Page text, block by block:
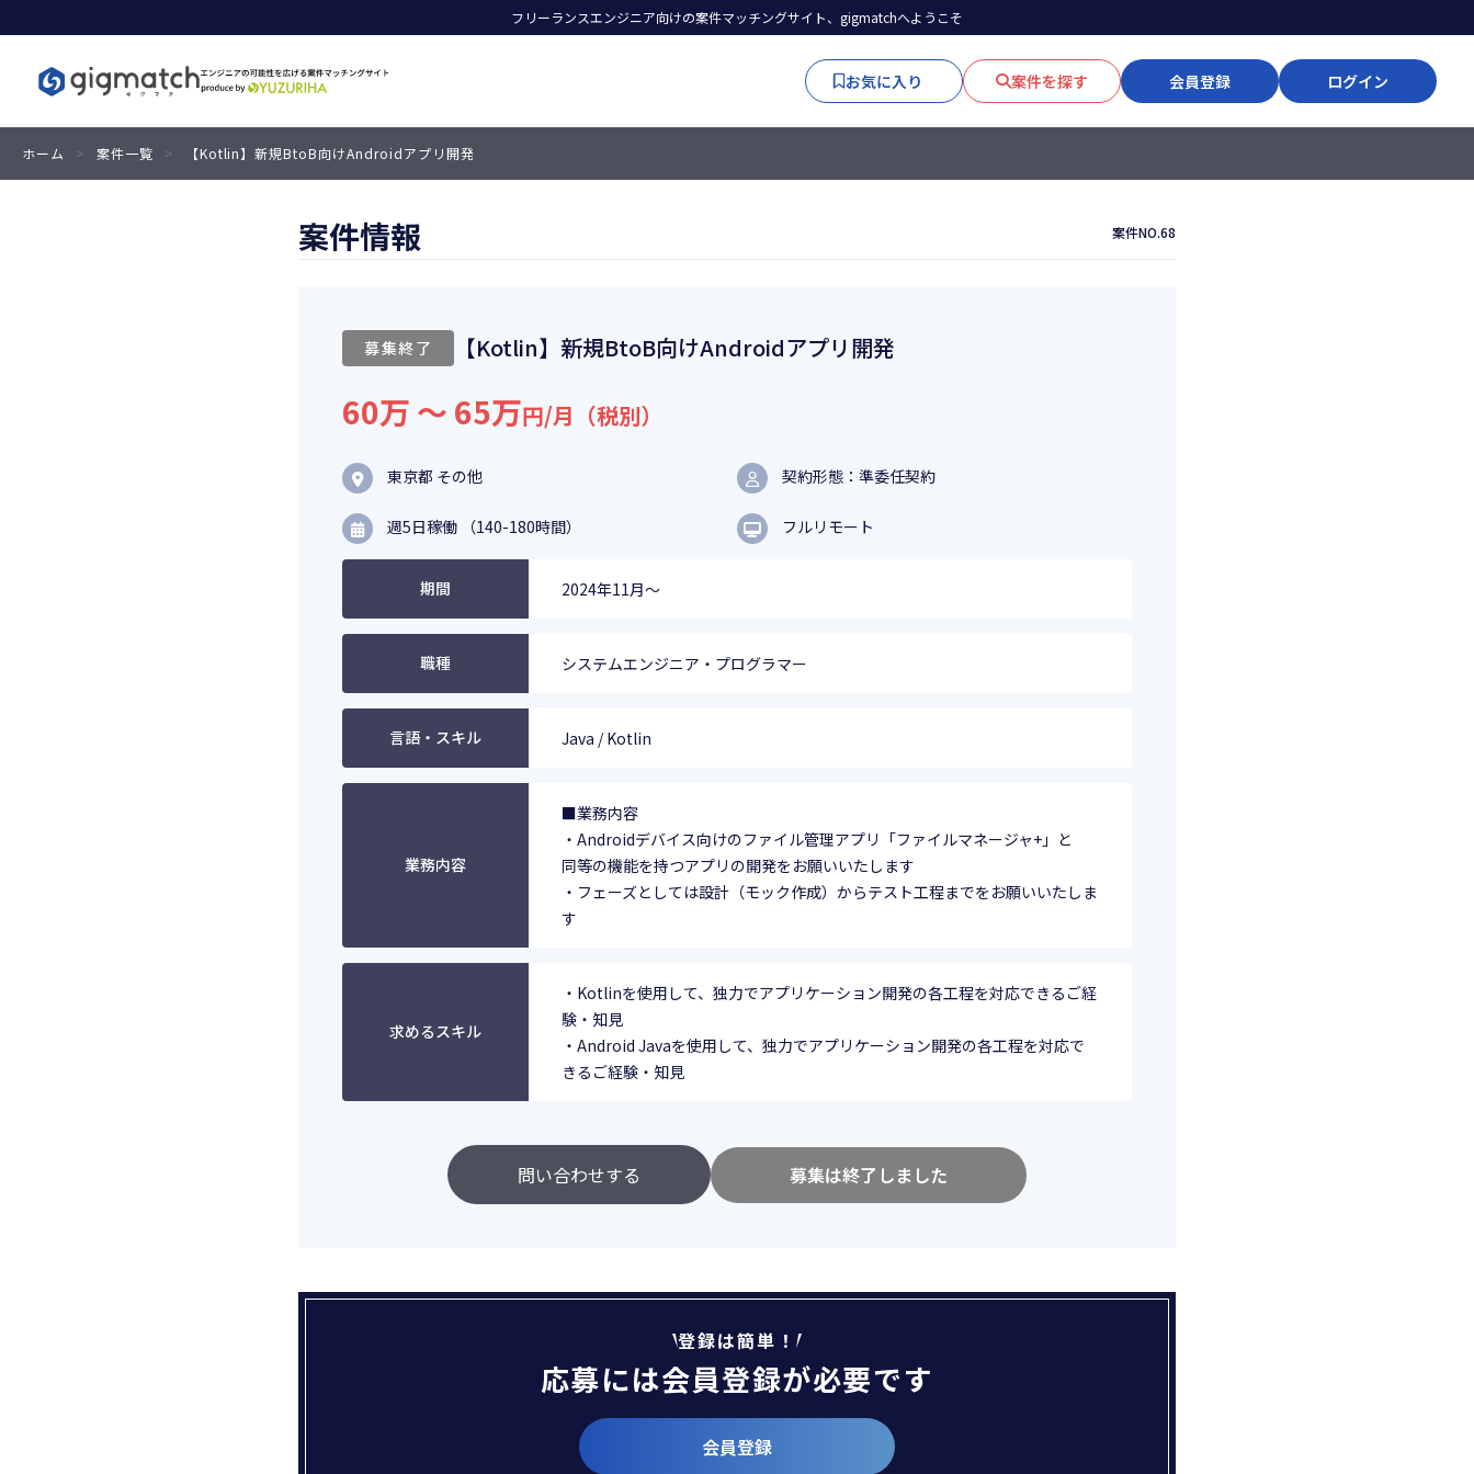
フリーランスエンジニア向けの案件マッチングサイト、gigmatchへようこそ
お気に入り 案件を探す 会員登録 ログイン
ホーム > 案件一覧 > 【Kotlin】新規BtoB向けAndroidアプリ開発
案件情報 案件NO.68
募集終了 【Kotlin】新規BtoB向けAndroidアプリ開発
60万 〜 65万円/月（税別）
東京都 その他 契約形態：準委任契約
週5日稼働 （140-180時間） フルリモート
期間 2024年11月～
職種 システムエンジニア・プログラマー
言語・スキル Java / Kotlin
業務内容
■業務内容
・Androidデバイス向けのファイル管理アプリ「ファイルマネージャ+」と
同等の機能を持つアプリの開発をお願いいたします
・フェーズとしては設計（モック作成）からテスト工程までをお願いいたしま
す
求めるスキル
・Kotlinを使用して、独力でアプリケーション開発の各工程を対応できるご経
験・知見
・Android Javaを使用して、独力でアプリケーション開発の各工程を対応で
きるご経験・知見
問い合わせする 募集は終了しました
登録は簡単！
応募には会員登録が必要です
会員登録